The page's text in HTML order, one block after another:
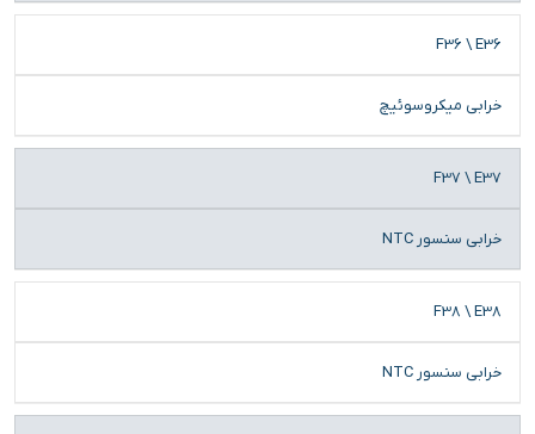
F36 \ E36
خرابی میکروسوئیچ
F37 \ E37
خرابی سنسور NTC
F38 \ E38
خرابی سنسور NTC